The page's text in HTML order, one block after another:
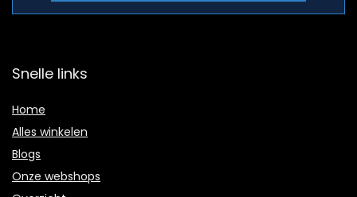
Snelle links
Home
Alles winkelen
Blogs
Onze webshops